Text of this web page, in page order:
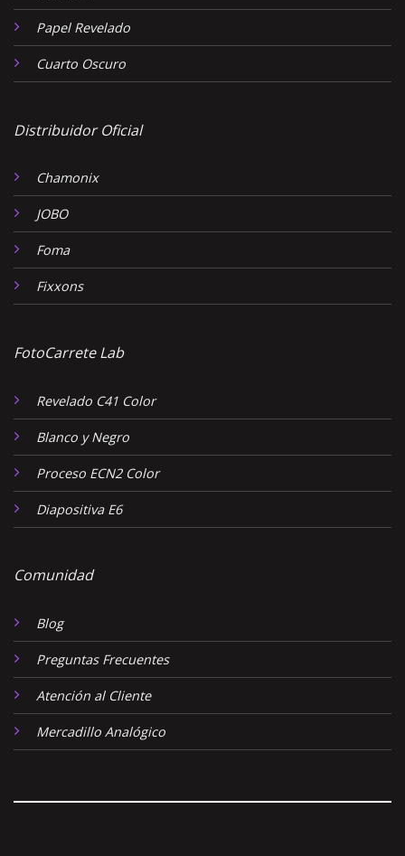
Papel Revelado
Cuarto Oscuro
Distribuidor Oficial
Chamonix
JOBO
Foma
Fixxons
FotoCarrete Lab
Revelado C41 Color
Blanco y Negro
Proceso ECN2 Color
Diapositiva E6
Comunidad
Blog
Preguntas Frecuentes
Atención al Cliente
Mercadillo Analógico